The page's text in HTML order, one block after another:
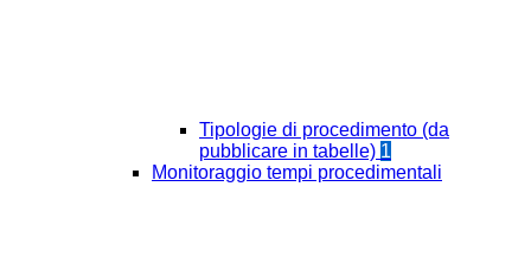
Tipologie di procedimento (da
pubblicare in tabelle) 1
Monitoraggio tempi procedimentali